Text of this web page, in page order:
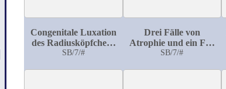
Congenitale Luxation
des Radiusköpfchens
mit Vererbung
SB/7/#
Drei Fälle von
Atrophie und ein Fall
von Atrophie
Entwicklungshemmung
SB/7/#